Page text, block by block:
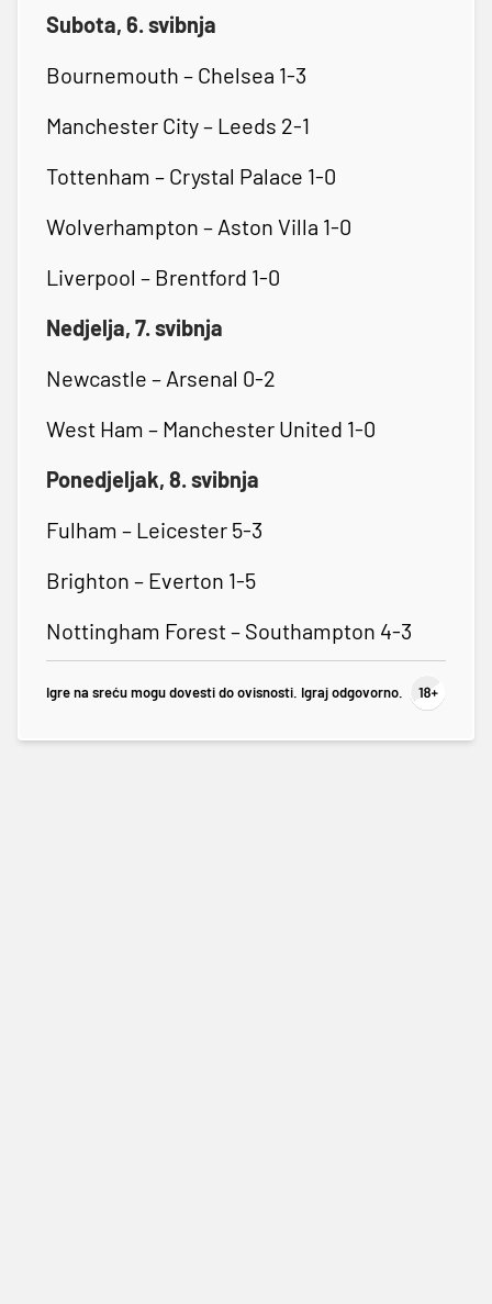
Subota, 6. svibnja
Bournemouth – Chelsea 1-3
Manchester City – Leeds 2-1
Tottenham – Crystal Palace 1-0
Wolverhampton – Aston Villa 1-0
Liverpool – Brentford 1-0
Nedjelja, 7. svibnja
Newcastle – Arsenal 0-2
West Ham – Manchester United 1-0
Ponedjeljak, 8. svibnja
Fulham – Leicester 5-3
Brighton – Everton 1-5
Nottingham Forest – Southampton 4-3
Igre na sreću mogu dovesti do ovisnosti. Igraj odgovorno.